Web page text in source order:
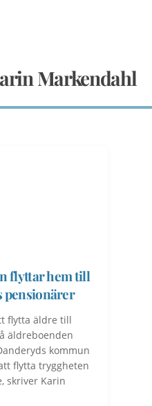
Markendahl
flyttar hem till
pensionärer
flytta äldre till
äldreboenden
kommun
flytta tryggheten
skriver Karin